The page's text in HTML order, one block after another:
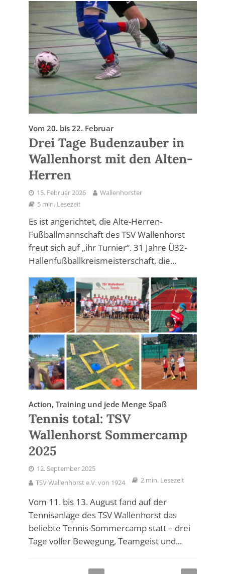
Vom 20. bis 22. Februar
Drei Tage Budenzauber in
Wallenhorst mit den Alten-
Herren
15. Februar 2026
Wallenhorster
5 min. Lesezeit
Es ist angerichtet, die Alte-Herren-
Fußballmannschaft des TSV Wallenhorst
freut sich auf „ihr Turnier“. 31 Jahre Ü32-
Hallenfußballkreismeisterschaft, die...
Action, Training und jede Menge Spaß
Tennis total: TSV
Wallenhorst Sommercamp
2025
12. September 2025
TSV Wallenhorst e.V. von 1924
2 min. Lesezeit
Vom 11. bis 13. August fand auf der
Tennisanlage des TSV Wallenhorst das
beliebte Tennis-Sommercamp statt – drei
Tage voller Bewegung, Teamgeist und...